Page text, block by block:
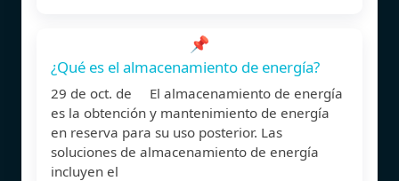
📌
¿Qué es el almacenamiento de energía?
29 de oct. de El almacenamiento de energía
es la obtención y mantenimiento de energía
en reserva para su uso posterior. Las
soluciones de almacenamiento de energía
incluyen el